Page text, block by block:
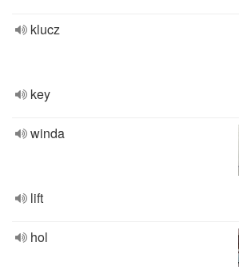
klucz
key
winda
lift
hol